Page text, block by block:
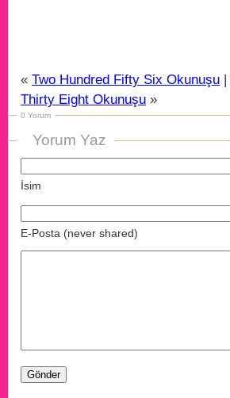
« Two Hundred Fifty Six Okunuşu |
Thirty Eight Okunuşu »
0 Yorum
Yorum Yaz
İsim
E-Posta (never shared)